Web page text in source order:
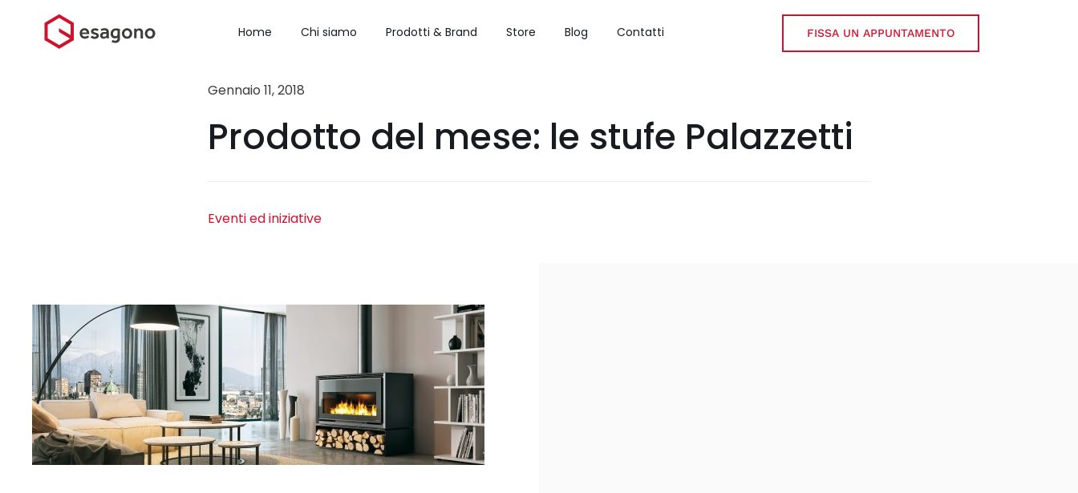
contenuto
Home Chi siamo Prodotti & Brand Store Blog Contatti FISSA UN APPUNTAMENTO
Gennaio 11, 2018
Prodotto del mese: le stufe Palazzetti
Eventi ed iniziative